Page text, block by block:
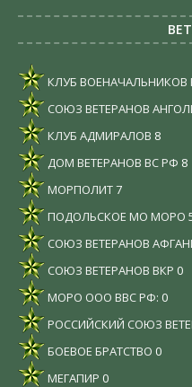
КЛУБ ВОЕНАЧАЛЬНИКОВ
СОЮЗ ВЕТЕРАНОВ
КЛУБ АДМИРАЛОВ 8
ДОМ ВЕТЕРАНОВ ВС РФ 8
МОРПОЛИТ7
ПОДОЛЬСКОЕ МО МОРО
СОЮЗ ВЕТЕРАНОВ
СОЮЗ ВЕТЕРАНОВ ВКР 0
МОРО ООО ВВС РФ: 0
РОССИЙСКИЙ СОЮЗ
БОЕВОЕ БРАТСТВО 0
МЕГАПИР 0